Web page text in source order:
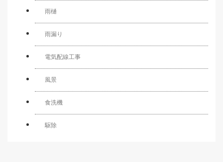
雨樋
雨漏り
電気配線工事
風景
食洗機
駆除